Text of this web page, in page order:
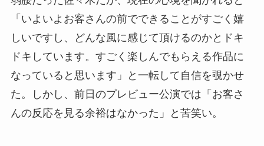
「いよいよお客さんの前でできることがすごく嬉
しいですし、どんな風に感じて頂けるのかとドキ
ドキしています。すごく楽しんでもらえる作品に
なっていると思います」と一転して自信を覗かせ
た。しかし、前日のプレビュー公演では「お客さ
んの反応を見る余裕はなかった」と苦笑い。